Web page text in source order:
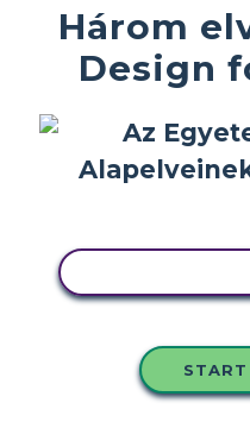
Három
Design